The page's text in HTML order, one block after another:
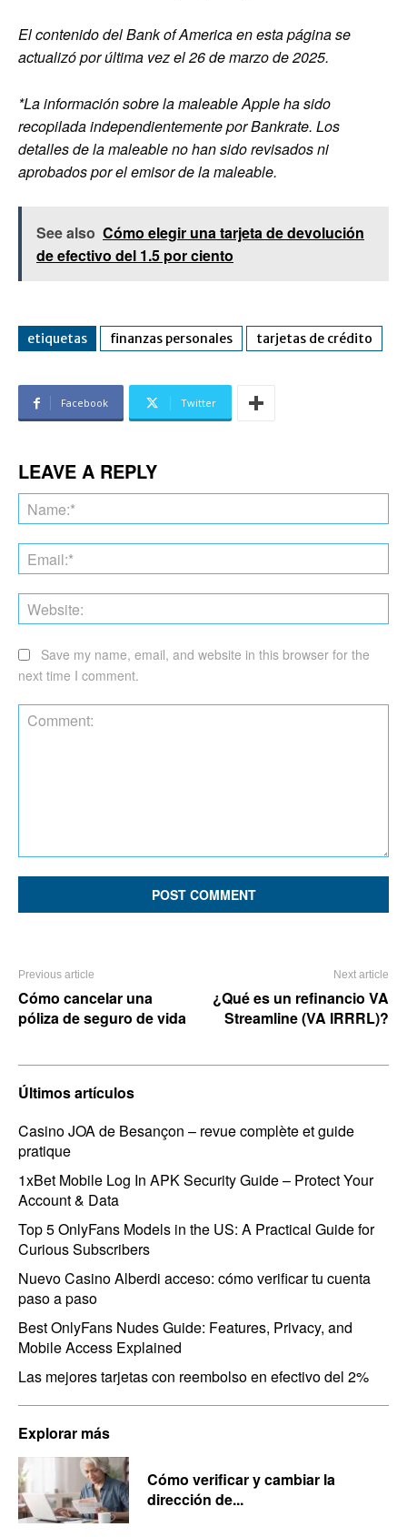
El contenido del Bank of America en esta página se
actualizó por última vez el 26 de marzo de 2025.
*La información sobre la maleable Apple ha sido
recopilada independientemente por Bankrate. Los
detalles de la maleable no han sido revisados ​​ni
aprobados por el emisor de la maleable.
See also Cómo elegir una tarjeta de devolución
de efectivo del 1.5 por ciento
etiquetas finanzas personales tarjetas de crédito
Facebook Twitter
LEAVE A REPLY
Save my name, email, and website in this browser for the
next time I comment.
Previous article
Cómo cancelar una
póliza de seguro de vida
Next article
¿Qué es un refinancio VA
Streamline (VA IRRRL)?
Últimos artículos
Casino JOA de Besançon – revue complète et guide
pratique
1xBet Mobile Log In APK Security Guide – Protect Your
Account & Data
Top 5 OnlyFans Models in the US: A Practical Guide for
Curious Subscribers
Nuevo Casino Alberdi acceso: cómo verificar tu cuenta
paso a paso
Best OnlyFans Nudes Guide: Features, Privacy, and
Mobile Access Explained
Las mejores tarjetas con reembolso en efectivo del 2%
Explorar más
Cómo verificar y cambiar la
dirección de...